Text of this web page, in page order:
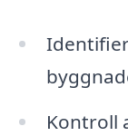
Kontroll